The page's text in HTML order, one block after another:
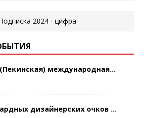
международная...
дизайнерских очков ...